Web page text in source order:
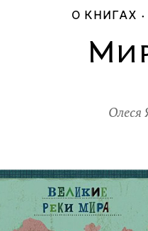
О КНИГАХ
Олеся